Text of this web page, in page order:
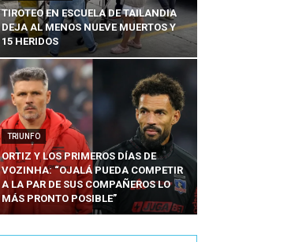
TIROTEO EN ESCUELA DE TAILANDIA
DEJA AL MENOS NUEVE MUERTOS Y
15 HERIDOS
TRIUNFO
ORTIZ Y LOS PRIMEROS DÍAS DE
VOZINHA: “OJALÁ PUEDA COMPETIR
A LA PAR DE SUS COMPAÑEROS LO
MÁS PRONTO POSIBLE”